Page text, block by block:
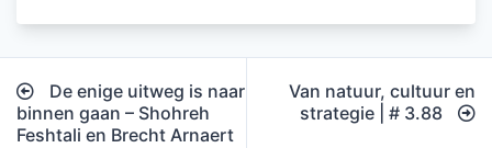
Bericht
navigatie
De enige uitweg is naar
binnen gaan – Shohreh
Feshtali en Brecht Arnaert
Van natuur, cultuur en
strategie | # 3.88